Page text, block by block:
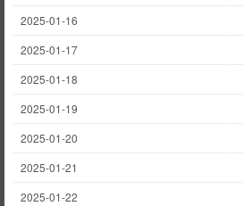
2025-01-16
2025-01-17
2025-01-18
2025-01-19
2025-01-20
2025-01-21
2025-01-22